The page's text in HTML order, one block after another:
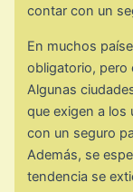
contar con un
En muchos
obligatorio, pero
Algunas
que exigen a los
con un seguro
Además, se
tendencia se